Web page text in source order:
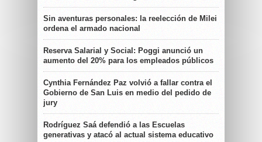
Sin aventuras personales: la reelección de Milei
ordena el armado nacional
Reserva Salarial y Social: Poggi anunció un
aumento del 20% para los empleados públicos
Cynthia Fernández Paz volvió a fallar contra el
Gobierno de San Luis en medio del pedido de
jury
Rodríguez Saá defendió a las Escuelas
generativas y atacó al actual sistema educativo